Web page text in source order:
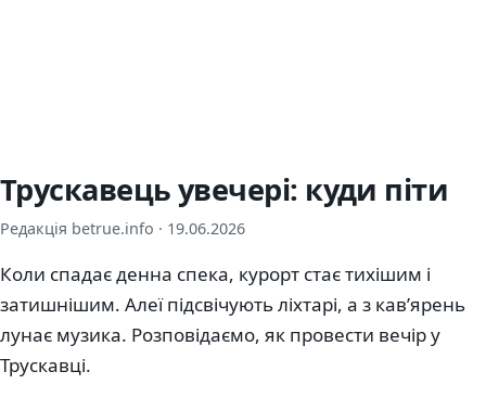
Трускавець увечері: куди піти
Редакція betrue.info · 19.06.2026
Коли спадає денна спека, курорт стає тихішим і
затишнішим. Алеї підсвічують ліхтарі, а з кав’ярень
лунає музика. Розповідаємо, як провести вечір у
Трускавці.